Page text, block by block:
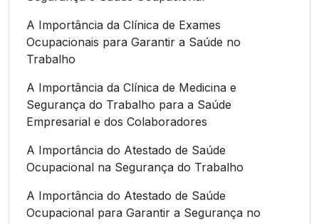
A Importância da Clínica de Exames
Ocupacionais para Garantir a Saúde no
Trabalho
A Importância da Clínica de Medicina e
Segurança do Trabalho para a Saúde
Empresarial e dos Colaboradores
A Importância do Atestado de Saúde
Ocupacional na Segurança do Trabalho
A Importância do Atestado de Saúde
Ocupacional para Garantir a Segurança no